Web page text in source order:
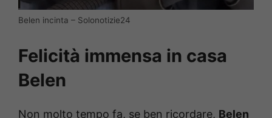
Belen incinta – Solonotizie24
Felicità immensa in casa
Belen
Non molto tempo fa, se ben ricordare, Belen